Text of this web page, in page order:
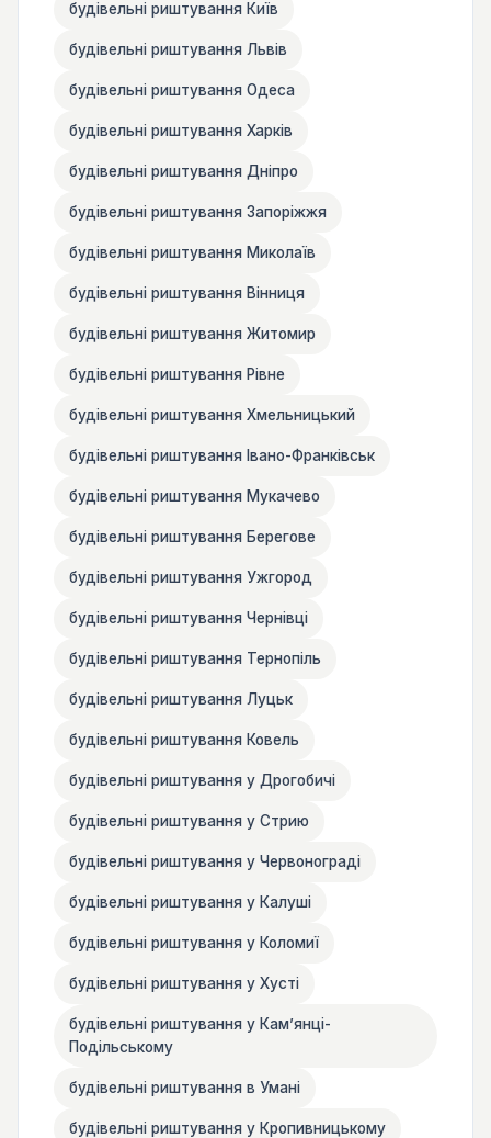
будівельні риштування Київ
будівельні риштування Львів
будівельні риштування Одеса
будівельні риштування Харків
будівельні риштування Дніпро
будівельні риштування Запоріжжя
будівельні риштування Миколаїв
будівельні риштування Вінниця
будівельні риштування Житомир
будівельні риштування Рівне
будівельні риштування Хмельницький
будівельні риштування Івано-Франківськ
будівельні риштування Мукачево
будівельні риштування Берегове
будівельні риштування Ужгород
будівельні риштування Чернівці
будівельні риштування Тернопіль
будівельні риштування Луцьк
будівельні риштування Ковель
будівельні риштування у Дрогобичі
будівельні риштування у Стрию
будівельні риштування у Червонограді
будівельні риштування у Калуші
будівельні риштування у Коломиї
будівельні риштування у Хусті
будівельні риштування у Камʼянці-
Подільському
будівельні риштування в Умані
будівельні риштування у Кропивницькому